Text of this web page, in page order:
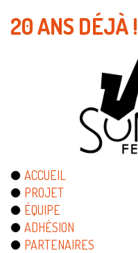
20 ANS DÉJÀ !
ACCUEIL
PROJET
ÉQUIPE
ADHÉSION
PARTENAIRES